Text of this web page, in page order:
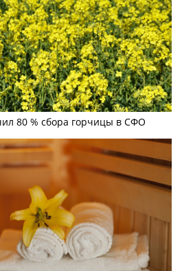
80 % сбора горчицы в СФО